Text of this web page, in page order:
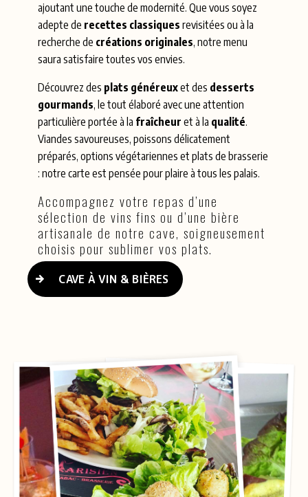
ajoutant une touche de modernité. Que vous soyez
adepte de recettes classiques revisitées ou à la
recherche de créations originales, notre menu
saura satisfaire toutes vos envies.
Découvrez des plats généreuxet des desserts
gourmands, le tout élaboré avec une attention
particulière portée à la fraîcheur et à la qualité.
Viandes savoureuses, poissons délicatement
préparés, options végétariennes et plats de brasserie
: notre carte est pensée pour plaire à tous les palais.
Accompagnez votre repas d’une
sélection de vins fins ou d’une bière
artisanale de notre cave, soigneusement
choisis pour sublimer vos plats.
CAVE À VIN & BIÈRES